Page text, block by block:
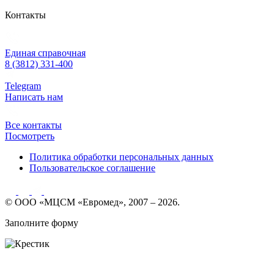
Контакты
Единая справочная
8 (3812) 331-400
Telegram
Написать нам
Все контакты
Посмотреть
Политика обработки персональных данных
Пользовательское соглашение
© ООО «МЦСМ «Евромед», 2007 – 2026.
Заполните форму